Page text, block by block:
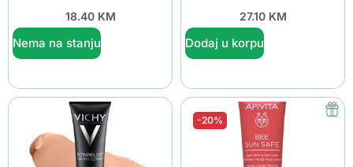
18.40 KM
Nema na stanju
27.10 KM
Dodaj u korpu
-20%